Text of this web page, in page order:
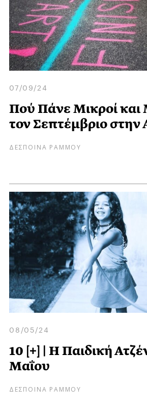
07/09/24
Πού Πάνε Μικροί και
τον Σεπτέμβριο στην
ΔΕΣΠΟΙΝΑ ΡΑΜΜΟΥ
08/05/24
10 [+] | Η Παιδική
Μαΐου
ΔΕΣΠΟΙΝΑ ΡΑΜΜΟΥ